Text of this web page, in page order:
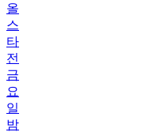
올
스
타
전
금
요
일
밤